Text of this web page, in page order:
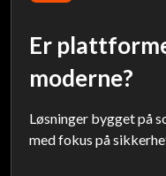
Er
moderne?
Løsninger bygget på
med fokus på